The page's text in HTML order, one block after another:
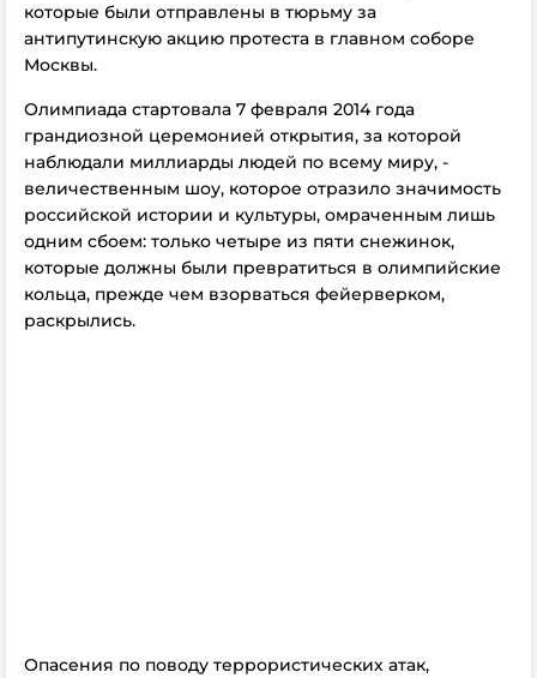
которые были отправлены в тюрьму за
антипутинскую акцию протеста в главном соборе
Москвы.
Олимпиада стартовала 7 февраля 2014 года
грандиозной церемонией открытия, за которой
наблюдали миллиарды людей по всему миру, -
величественным шоу, которое отразило значимость
российской истории и культуры, омраченным лишь
одним сбоем: только четыре из пяти снежинок,
которые должны были превратиться в олимпийские
кольца, прежде чем взорваться фейерверком,
раскрылись.
Опасения по поводу террористических атак,